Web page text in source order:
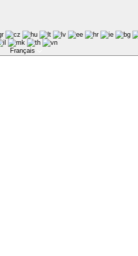
Français